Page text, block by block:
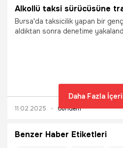
Bursa'da taksicilik yapan bir genç,
aldıktan sonra denetime
11.02.2025 Gündem
Daha Fazla
Benzer Haber Etiketleri